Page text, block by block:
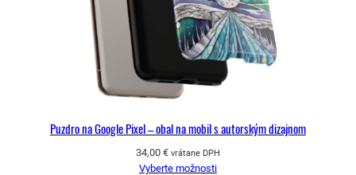
Puzdro na Google Pixel – obal na mobil s autorským dizajnom
34,00 € vrátane DPH
Vyberte možnosti